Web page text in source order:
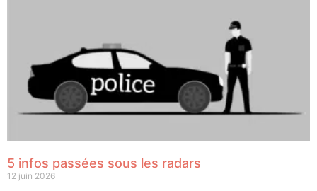
5 infos passées sous les radars
12 juin 2026